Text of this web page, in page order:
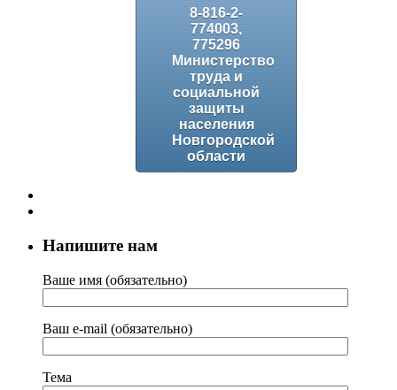
8-816-2-
774003,
775296
Министерство
труда и
социальной
защиты
населения
Новгородской
области
Напишите нам
Ваше имя (обязательно)
Ваш e-mail (обязательно)
Тема